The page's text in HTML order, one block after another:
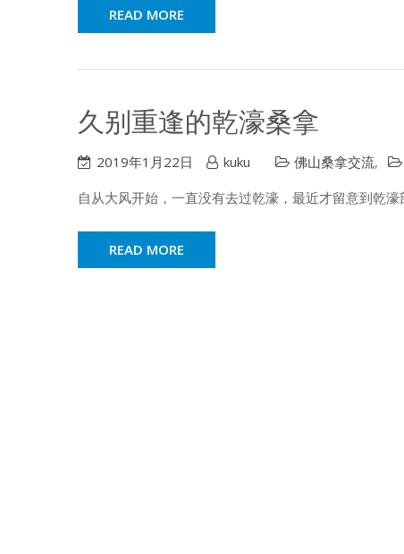
READ MORE
久别重逢的乾濠桑拿
2019年1月22日 kuku 佛山桑拿交流,
自从大风开始，一直没有去过乾濠，最近才留意到乾
READ MORE